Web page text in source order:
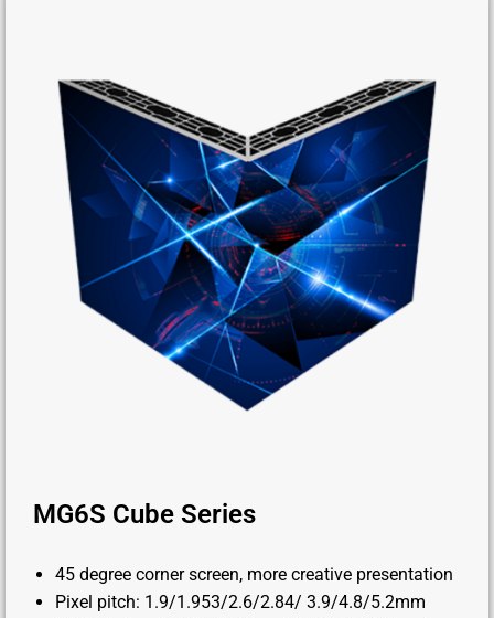
MG6S Cube Series
45 degree corner screen, more creative presentation
Pixel pitch: 1.9/1.953/2.6/2.84/ 3.9/4.8/5.2mm